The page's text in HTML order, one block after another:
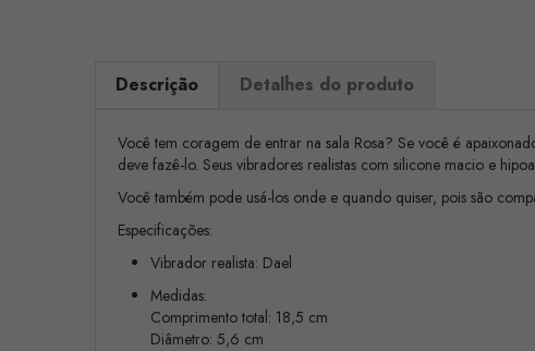
Descrição Detalhes do produto
Você tem coragem de entrar na sala Rosa? Se você é
deve fazê-lo. Seus vibradores realistas com silicone macio e
Você também pode usá-los onde e quando quiser, pois são
Especificações:
Vibrador realista: Dael
Medidas:
Comprimento total: 18,5 cm
Diâmetro: 5,6 cm